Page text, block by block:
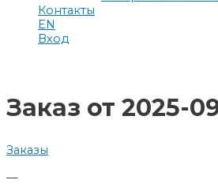
Контакты
EN
Вход
Заказ от 2025-
Заказы
—